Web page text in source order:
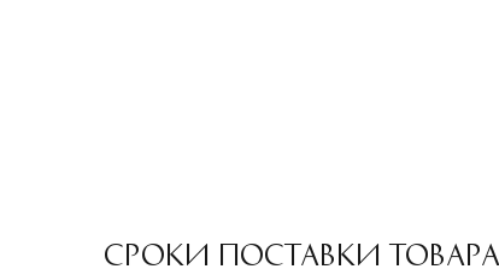
СРОКИ ПОСТАВКИ ТОВАРА